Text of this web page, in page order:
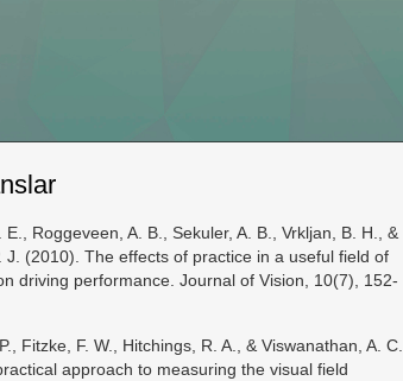
E., Roggeveen, A. B., Sekuler, A. B., Vrkljan, B. H., &
J. (2010). The effects of practice in a useful field of
driving performance. Journal of Vision, 10(7), 152-
Fitzke, F. W., Hitchings, R. A., & Viswanathan, A. C.
approach to measuring the visual field